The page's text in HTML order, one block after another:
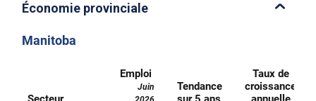
Économie provinciale